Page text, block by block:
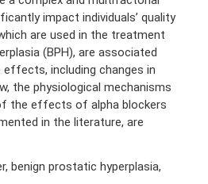
impact individuals’ quality
are used in the treatment
(BPH), are associated
including changes in
the physiological mechanisms
the effects of alpha blockers
in the literature, are
benign prostatic hyperplasia,